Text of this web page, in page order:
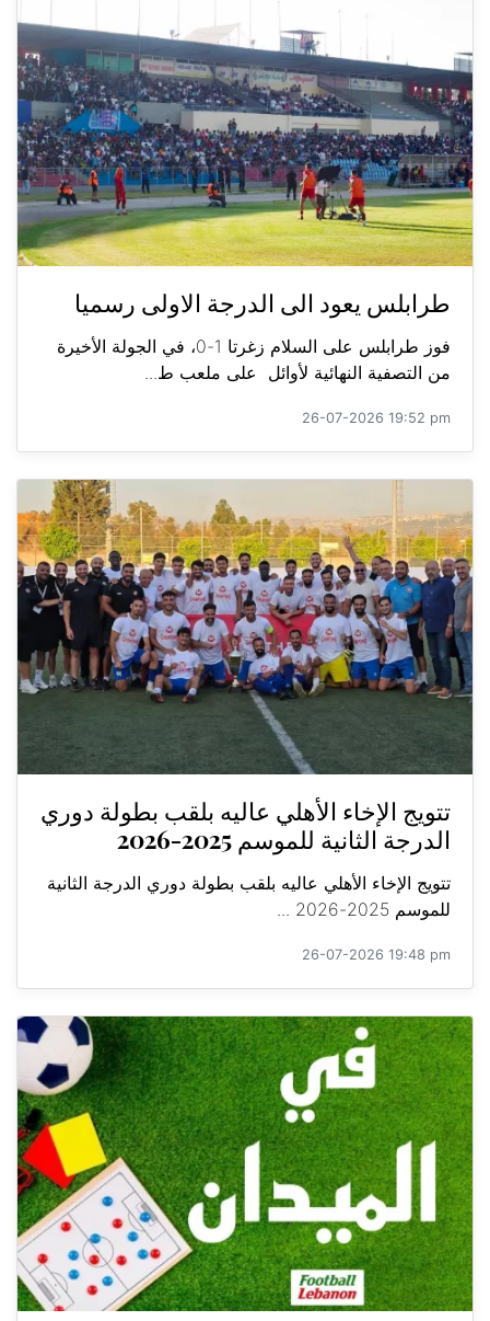
طرابلس يعود الى الدرجة الاولى رسميا
فوز طرابلس على السلام زغرتا 1-0، في الجولة الأخيرة
من التصفية النهائية لأوائل على ملعب ط...
26-07-2026 19:52 pm
تتويج الإخاء الأهلي عاليه بلقب بطولة دوري
الدرجة الثانية للموسم 2025-2026
تتويج الإخاء الأهلي عاليه بلقب بطولة دوري الدرجة الثانية
للموسم 2025-2026 ...
26-07-2026 19:48 pm